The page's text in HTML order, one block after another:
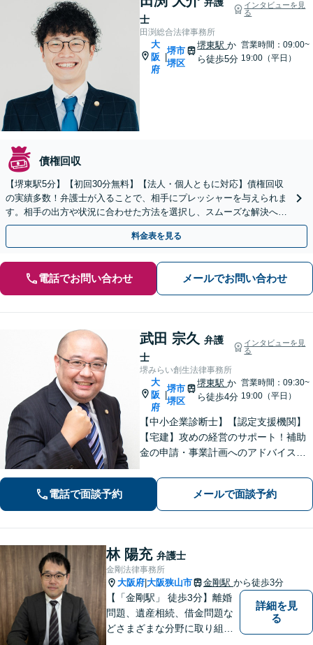
士
インタビューを見
る
田渕総合法律事務所
大
阪
府
|
堺市
堺区
堺東駅か
ら徒歩5分
営業時間：09:00~
19:00（平日）
債権回収
【堺東駅5分】【初回30分無料】【法人・個人ともに対応】債権回収
の実績多数！弁護士が入ることで、相手にプレッシャーを与えられま
す。相手の出方や状況に合わせた方法を選択し、スムーズな解決へと
導きます【オンライン相談可】【休日・夜間面談可】
料金表を見る
電話でお問い合わせ メールでお問い合わせ
武田 宗久 弁護
士
インタビューを見
る
堺みらい創生法律事務所
大
阪
府
|
堺市
堺区
堺東駅か
ら徒歩4分
営業時間：09:30~
19:00（平日）
【中小企業診断士】【認定支援機関】
【宅建】攻めの経営のサポート！補助
金の申請・事業計画へのアドバイス／
せ！財産分与・事業継承／交通事故／
債務整理／労働問題も【夜間・休日面
談】【完全個室】【堺東駅4分】
電話で面談予約 メールで面談予約
林 陽充 弁護士
金剛法律事務所
大阪府 大阪狭山市 金剛駅 から徒歩3分
【「金剛駅」 徒歩3分】離婚
問題、遺産相続、借金問題な
どさまざまな分野に取り組ん
詳細を見
る